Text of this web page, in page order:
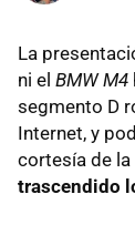
La
ni el BMW M4
segmento D
Internet, y
cortesía de la
trascendido